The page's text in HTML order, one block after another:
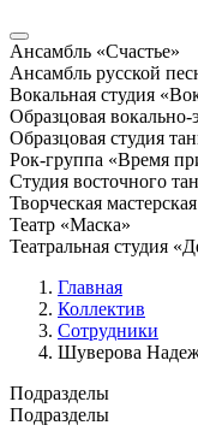
Ансамбль «Счастье»
Ансамбль русской
Вокальная студия
Образцовая вокально-
Образцовая студия
Рок-группа «Время
Студия восточного
Творческая
Театр «Маска»
Театральная студия
Главная
Коллектив
Сотрудники
Шуверова
Подразделы
Подразделы